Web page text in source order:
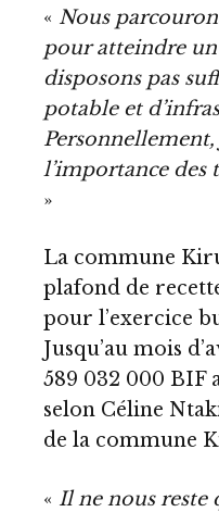
« Nous
pour atteindre
disposons pas
potable et
Personnellement,
l’importance des
»
La commune
plafond de
pour l’exercice
Jusqu’au mois
589 032 000 BIF
selon Céline
de la commune
« Il ne nous reste